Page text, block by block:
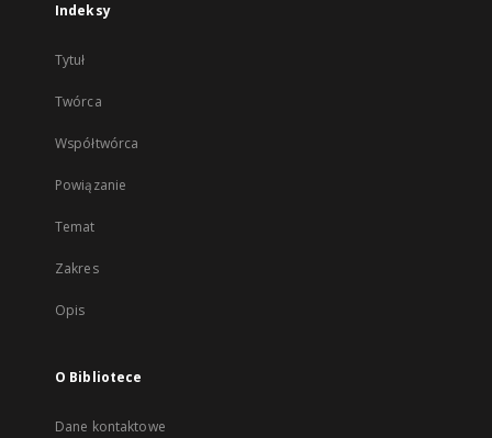
Indeksy
Tytuł
Twórca
Współtwórca
Powiązanie
Temat
Zakres
Opis
O Bibliotece
Dane kontaktowe